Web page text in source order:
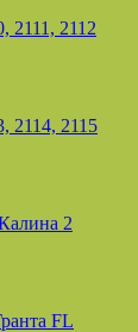
2111, 2112
2114, 2115
2
FL